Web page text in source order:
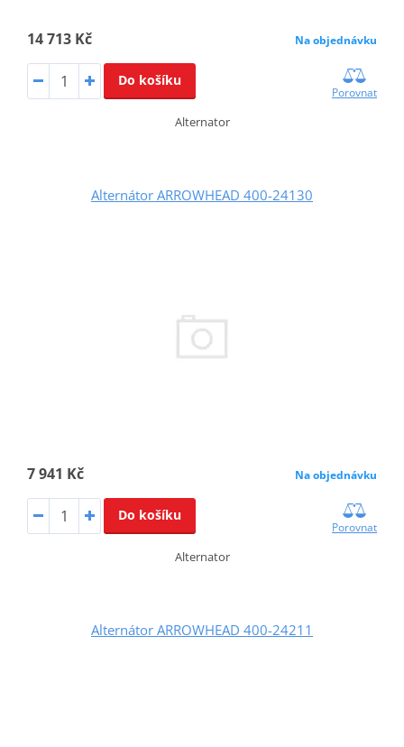
14 713 Kč Na objednávku
Do košíku
Porovnat
Alternator
Alternátor ARROWHEAD 400-24130
7 941 Kč Na objednávku
Do košíku
Porovnat
Alternator
Alternátor ARROWHEAD 400-24211